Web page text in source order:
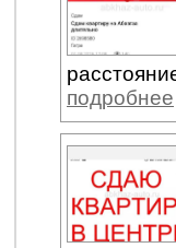
подробнее